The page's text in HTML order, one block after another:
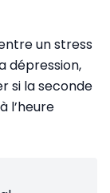
un stress
dépression,
si la seconde
l’heure